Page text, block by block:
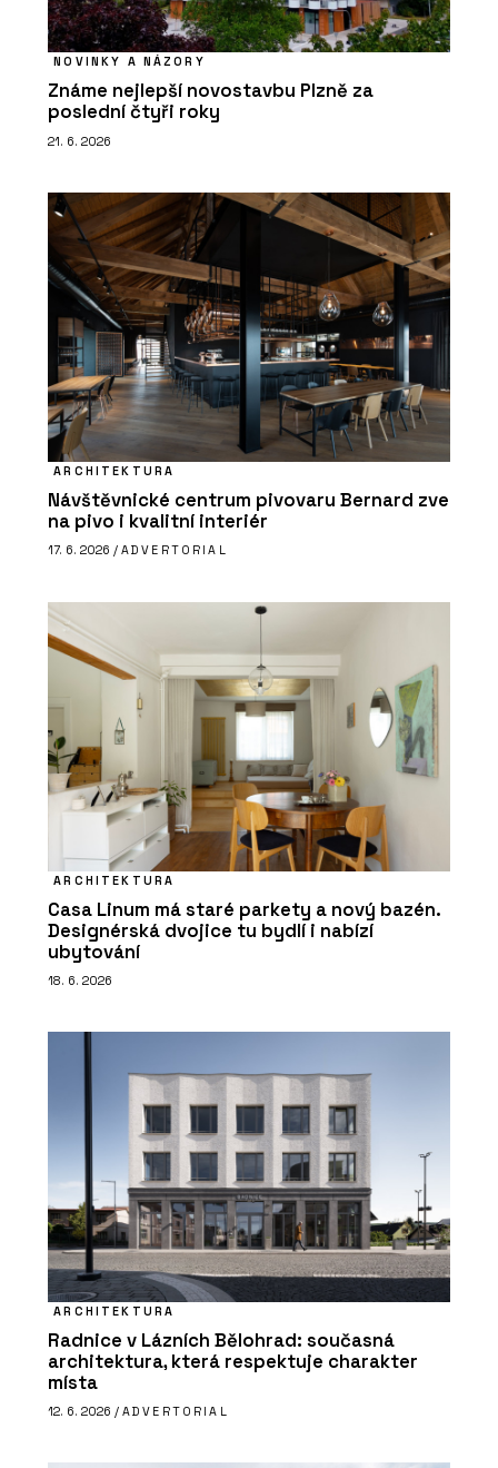
NOVINKY A NÁZORY
Známe nejlepší novostavbu Plzně za
poslední čtyři roky
21. 6. 2026
ARCHITEKTURA
Návštěvnické centrum pivovaru Bernard zve
na pivo i kvalitní interiér
17. 6. 2026 / ADVERTORIAL
ARCHITEKTURA
Casa Linum má staré parkety a nový bazén.
Designérská dvojice tu bydlí i nabízí
ubytování
18. 6. 2026
ARCHITEKTURA
Radnice v Lázních Bělohrad: současná
architektura, která respektuje charakter
místa
12. 6. 2026 / ADVERTORIAL